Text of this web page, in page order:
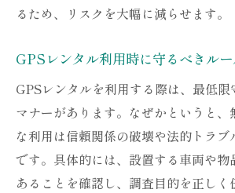
るため、リスクを大幅に減らせます。
GPSレンタル利用時に守るべきル
GPSレンタルを利用する際は、最低限
マナーがあります。なぜかというと
な利用は信頼関係の破壊や法的トラブ
です。具体的には、設置する車両や物
あることを確認し、調査目的を正し